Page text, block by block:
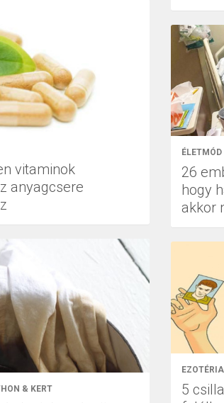
vitaminok
anyagcsere
& KERT
ÉLETMÓD
26
hogy
akkor
EZOTÉRIA
5